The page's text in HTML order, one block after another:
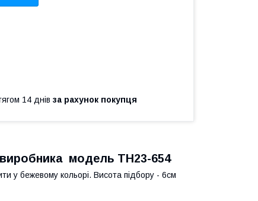
14 днів за рахунок покупця
виробника модель ТН23-654
у бежевому кольорі. Висота підбору - 6см